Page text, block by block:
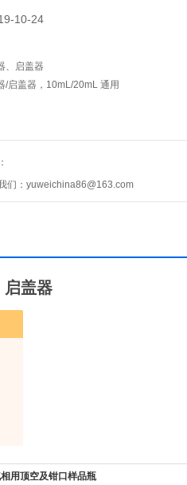
10-24
、启盖器
/启盖器，10mL/20mL 通用
们：yuweichina86@163.com
启盖器
用顶空及钳口样品瓶